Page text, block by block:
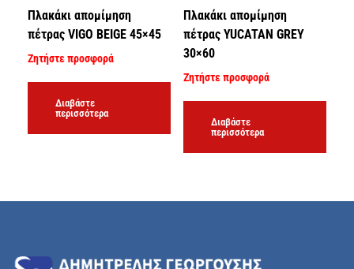
Πλακάκι απομίμηση
πέτρας VIGO BEIGE 45×45
Ζητήστε προσφορά
Διαβάστε
περισσότερα
Πλακάκι απομίμηση
πέτρας YUCATAN GREY
30×60
Ζητήστε προσφορά
Διαβάστε
περισσότερα